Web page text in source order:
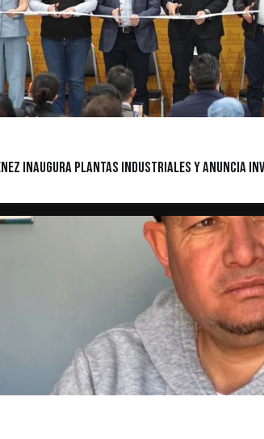
inaugura plantas industriales y anuncia